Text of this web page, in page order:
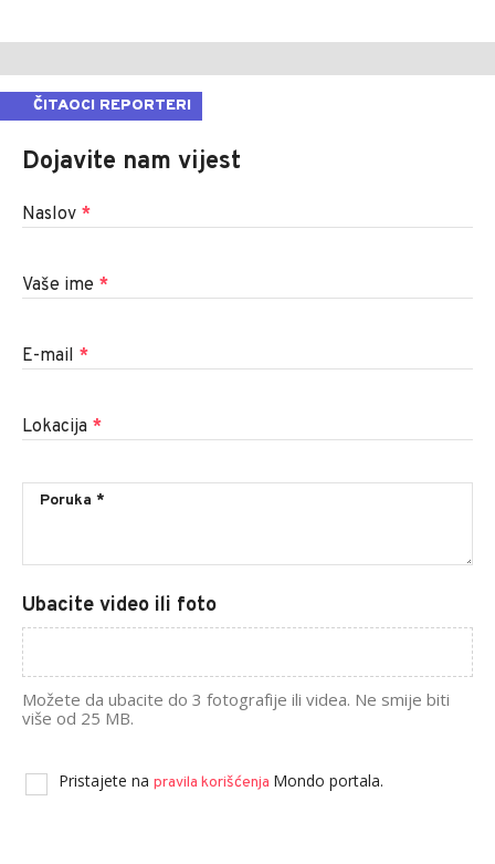
ČITAOCI REPORTERI
Dojavite nam vijest
Naslov *
Vaše ime *
E-mail *
Lokacija *
Ubacite video ili foto
Možete da ubacite do 3 fotografije ili videa. Ne smije biti
više od 25 MB.
Pristajete na pravila korišćenja Mondo portala.